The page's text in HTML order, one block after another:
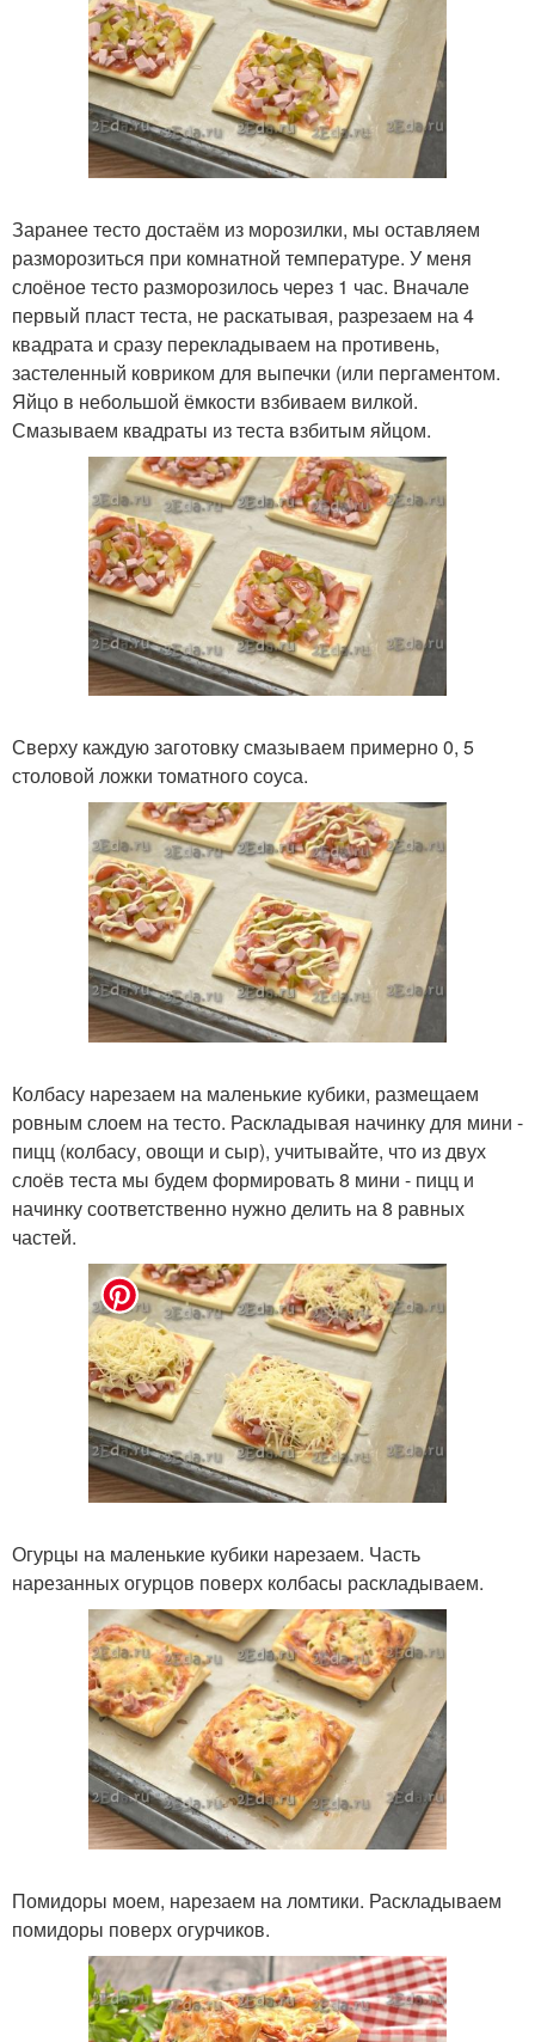
Заранее тесто достаём из морозилки, мы оставляем
разморозиться при комнатной температуре. У меня
слоёное тесто разморозилось через 1 час. Вначале
первый пласт теста, не раскатывая, разрезаем на 4
квадрата и сразу перекладываем на противень,
застеленный ковриком для выпечки (или пергаментом.
Яйцо в небольшой ёмкости взбиваем вилкой.
Смазываем квадраты из теста взбитым яйцом.
Сверху каждую заготовку смазываем примерно 0, 5
столовой ложки томатного соуса.
Колбасу нарезаем на маленькие кубики, размещаем
ровным слоем на тесто. Раскладывая начинку для мини -
пицц (колбасу, овощи и сыр), учитывайте, что из двух
слоёв теста мы будем формировать 8 мини - пицц и
начинку соответственно нужно делить на 8 равных
частей.
Огурцы на маленькие кубики нарезаем. Часть
нарезанных огурцов поверх колбасы раскладываем.
Помидоры моем, нарезаем на ломтики. Раскладываем
помидоры поверх огурчиков.